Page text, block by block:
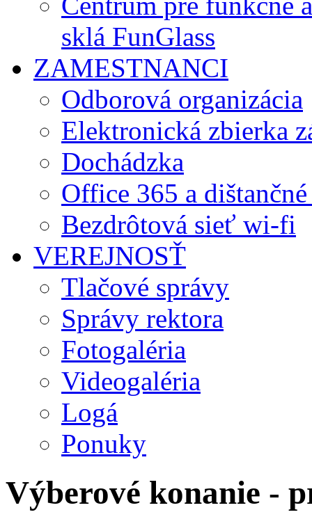
sklá FunGlass
ZAMESTNANCI
Odborová organizácia
Elektronická zbierka
Dochádzka
Office 365 a
Bezdrôtová sieť wi-fi
VEREJNOSŤ
Tlačové správy
Správy rektora
Fotogaléria
Videogaléria
Logá
Ponuky
Výberové konanie -